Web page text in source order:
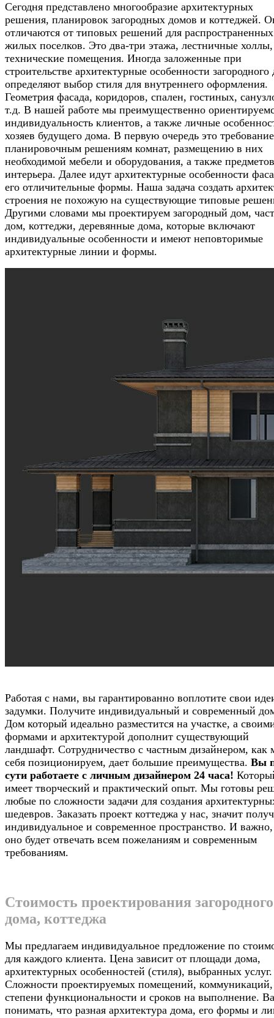
Сегодня представлено многообразие архитектурных
решения, планировок загородных домов и коттеджей.
отличаются от типовых решений для распространенных
жилых поселков. Это два-три этажа, лестничные холлы,
технические помещения. Иногда заложенные при
строительстве архитектурные особенности загородного
определяют выбор стиля для внутреннего оформления.
Геометрия фасада, коридоров, спален, гостиных,
т.д. В нашей работе мы преимущественно
индивидуальность клиентов, а также личные
хозяев будущего дома. В первую очередь это
планировочным решениям комнат, размещению в них
необходимой мебели и оборудования, а также предметов
интерьера. Далее идут архитектурные особенности
его отличительные формы. Наша задача создать
строения не похожую на существующие типовые
Другими словами мы проектируем загородный дом,
дом, коттеджи, деревянные дома, которые включают
индивидуальные особенности и имеют неповторимые
архитектурные линии и формы.
Работая с нами, вы гарантированно воплотите свои
задумки. Получите индивидуальный и современный
Дом который идеально разместится на участке, а
формами и архитектурой дополнит существующий
ландшафт. Сотрудничество с частным дизайнером, как
себя позиционируем, дает большие преимущества. Вы
сути работаете с личным дизайнером 24 часа!
имеет творческий и практический опыт. Мы готовы
любые по сложности задачи для создания
шедевров. Заказать проект коттеджа у нас, значит
индивидуальное и современное пространство. И
оно будет отвечать всем пожеланиям и современным
требованиям.
Стоимость проектирования загородного
дома, коттеджа
Мы предлагаем индивидуальное предложение по
для каждого клиента. Цена зависит от площади дома,
архитектурных особенностей (стиля), выбранных услуг.
Сложности проектируемых помещений, коммуникаций,
степени функциональности и сроков на выполнение.
понимать, что разная архитектура дома, его формы и